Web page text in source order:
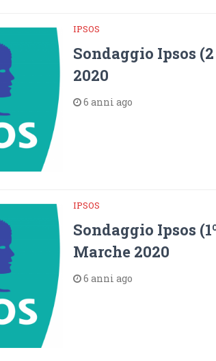
IPSOS
Sondaggio Ipsos
2020
6 anni ago
IPSOS
Sondaggio Ipsos
Marche 2020
6 anni ago